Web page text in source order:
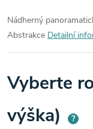
Nádherný
Abstrakce Detailní
Vyberte
výška)
?